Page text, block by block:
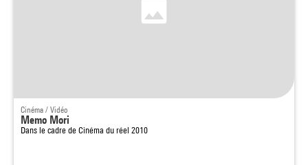
Cinéma / Vidéo
Memo Mori
Dans le cadre de Cinéma du réel 2010